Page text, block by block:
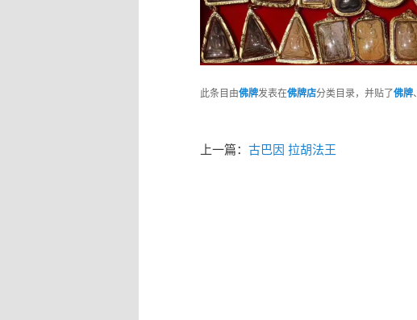
此条目由佛牌发表在佛牌店分类目录，并贴了佛牌、
上一篇： 古巴因 拉胡法王